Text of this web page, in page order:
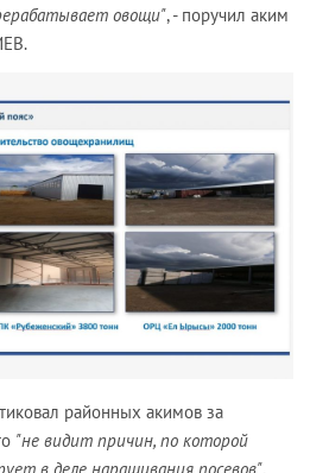
овощи", - поручил аким
районных акимов за
"не видит причин, по которой